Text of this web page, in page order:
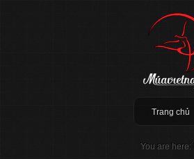
Trang chủ
You are here: